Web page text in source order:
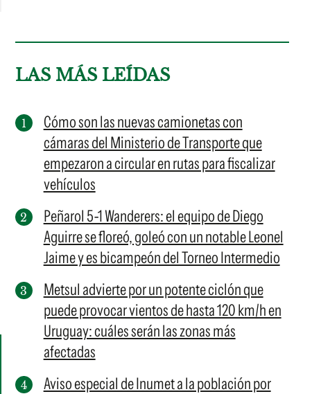
LAS MÁS LEÍDAS
Cómo son las nuevas camionetas con
cámaras del Ministerio de Transporte que
empezaron a circular en rutas para fiscalizar
vehículos
Peñarol 5-1 Wanderers: el equipo de Diego
Aguirre se floreó, goleó con un notable Leonel
Jaime y es bicampeón del Torneo Intermedio
Metsul advierte por un potente ciclón que
puede provocar vientos de hasta 120 km/h en
Uruguay: cuáles serán las zonas más
afectadas
Aviso especial de Inumet a la población por